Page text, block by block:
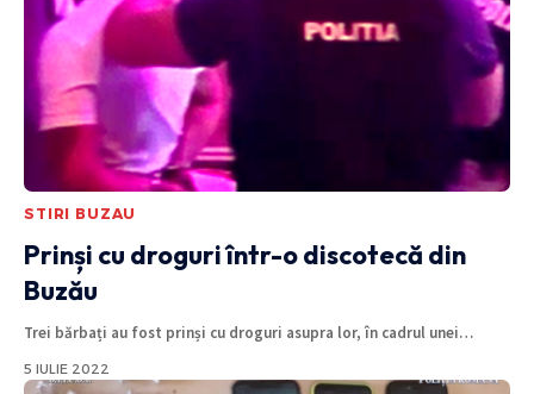
STIRI BUZAU
Prinși cu droguri într-o discotecă din
Buzău
Trei bărbați au fost prinși cu droguri asupra lor, în cadrul unei…
5 IULIE 2022